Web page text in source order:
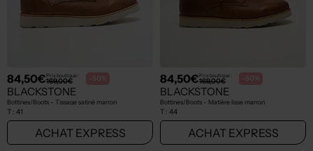
84,50€Prix boutique :
169,00€ -50%
BLACKSTONE
Bottines/Boots - Tissage satiné marron
T : 41
ACHAT EXPRESS
84,50€Prix boutique :
169,00€ -50%
BLACKSTONE
Bottines/Boots - Matière lisse marron
T : 44
ACHAT EXPRESS